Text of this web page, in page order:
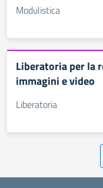
Modulistica
Liberatoria per la
immagini e video
Liberatoria